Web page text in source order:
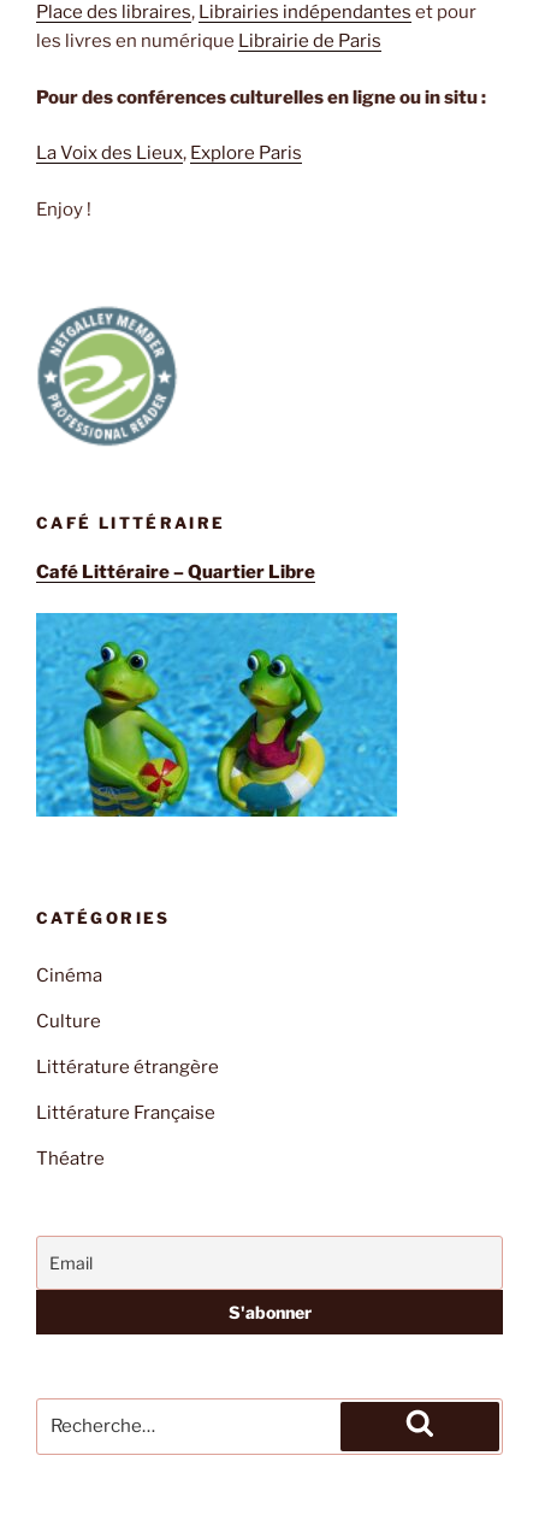
Place des libraires, Librairies indépendantes et pour
les livres en numérique Librairie de Paris
Pour des conférences culturelles en ligne ou in situ :
La Voix des Lieux, Explore Paris
Enjoy !
CAFÉ LITTÉRAIRE
Café Littéraire – Quartier Libre
CATÉGORIES
Cinéma
Culture
Littérature étrangère
Littérature Française
Théatre
pour
Recherche